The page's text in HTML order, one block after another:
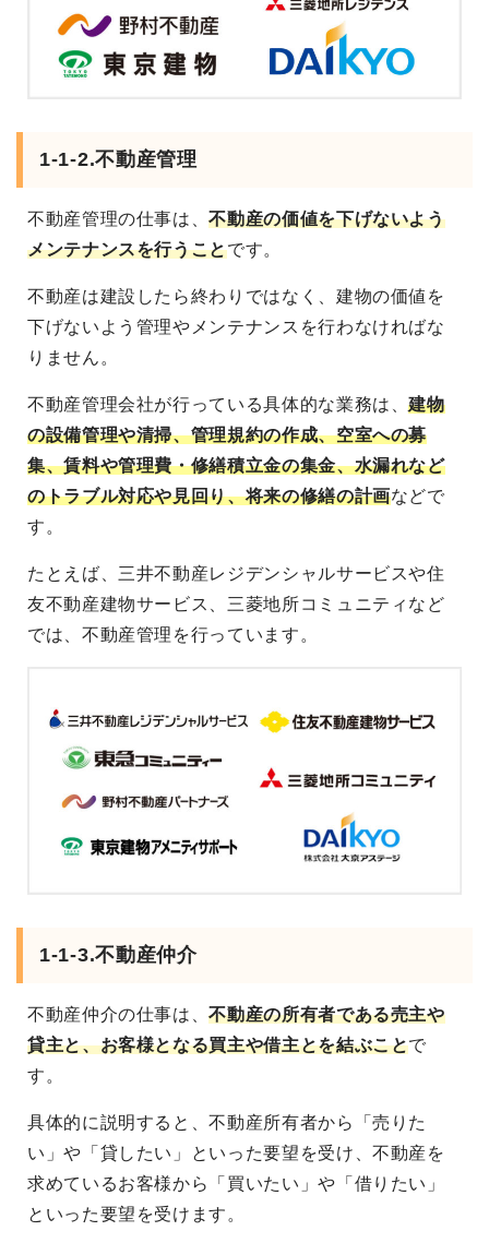
1-1-2.不動産管理
不動産管理の仕事は、不動産の価値を下げないよう
メンテナンスを行うことです。
不動産は建設したら終わりではなく、建物の価値を
下げないよう管理やメンテナンスを行わなければな
りません。
不動産管理会社が行っている具体的な業務は、建物
の設備管理や清掃、管理規約の作成、空室への募
集、賃料や管理費・修繕積立金の集金、水漏れなど
のトラブル対応や見回り、将来の修繕の計画などで
す。
たとえば、三井不動産レジデンシャルサービスや住
友不動産建物サービス、三菱地所コミュニティなど
では、不動産管理を行っています。
1-1-3.不動産仲介
不動産仲介の仕事は、不動産の所有者である売主や
貸主と、お客様となる買主や借主とを結ぶことで
す。
具体的に説明すると、不動産所有者から「売りた
い」や「貸したい」といった要望を受け、不動産を
求めているお客様から「買いたい」や「借りたい」
といった要望を受けます。